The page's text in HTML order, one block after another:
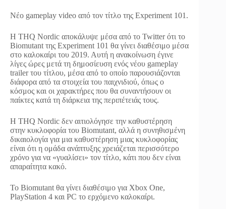
Νέο gameplay video από τον τίτλο της Experiment 101.
Η THQ Nordic αποκάλυψε μέσα από το Twitter ότι το
Biomutant της Experiment 101 θα γίνει διαθέσιμο μέσα
στο καλοκαίρι του 2019. Αυτή η ανακοίνωση έγινε
λίγες ώρες μετά τη δημοσίευση ενός νέου gameplay
trailer του τίτλου, μέσα από το οποίο παρουσιάζονται
διάφορα από τα στοιχεία του παιχνιδιού, όπως ο
κόσμος και οι χαρακτήρες που θα συναντήσουν οι
παίκτες κατά τη διάρκεια της περιπέτειάς τους.
Η THQ Nordic δεν αιτιολόγησε την καθυστέρηση
στην κυκλοφορία του Biomutant, αλλά η συνηθισμένη
δικαιολογία για μια καθυστέρηση μιας κυκλοφορίας
είναι ότι η ομάδα ανάπτυξης χρειάζεται περισσότερο
χρόνο για να «γυαλίσει» τον τίτλο, κάτι που δεν είναι
απαραίτητα κακό.
Το Biomutant θα γίνει διαθέσιμο για Xbox One,
PlayStation 4 και PC το ερχόμενο καλοκαίρι.